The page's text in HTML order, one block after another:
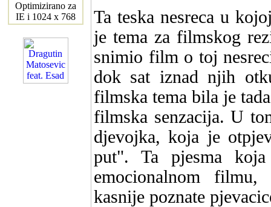
Optimizirano za
IE i 1024 x 768
Ta teska nesreca u
je tema za filmskog
snimio film o toj
dok sat iznad njih
filmska tema bila je
filmska senzacija. U
djevojka, koja je
put". Ta pjesma
emocionalnom
kasnije poznate